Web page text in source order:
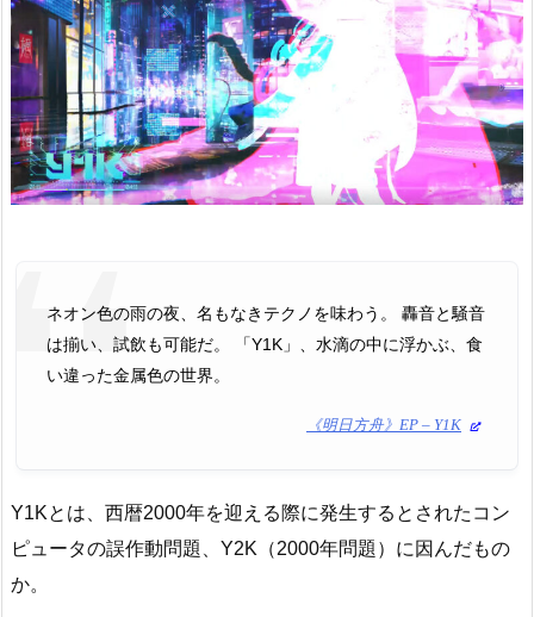
ネオン色の雨の夜、名もなきテクノを味わう。 轟音と騒音
は揃い、試飲も可能だ。 「Y1K」、水滴の中に浮かぶ、食
い違った金属色の世界。
《明日方舟》EP – Y1K
Y1Kとは、西暦2000年を迎える際に発生するとされたコン
ピュータの誤作動問題、Y2K（2000年問題）に因んだもの
か。